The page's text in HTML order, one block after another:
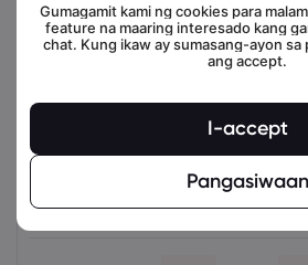
Mga kaugnay na
Gumagamit kami ng cookies para
feature na maaring interesado kang
chat. Kung ikaw ay sumasang-ayon
ang accept.
I-accept
Pangasiwaan